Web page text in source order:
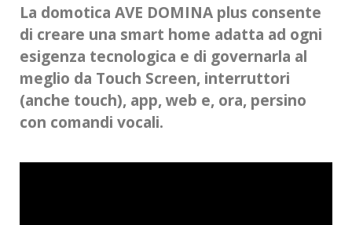
La domotica AVE DOMINA plus consente
di creare una smart home adatta ad ogni
esigenza tecnologica e di governarla al
meglio da Touch Screen, interruttori
(anche touch), app, web e, ora, persino
con comandi vocali.